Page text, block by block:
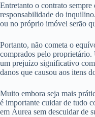
Entretanto o contrato
responsabilidade do
ou no próprio imóvel serão
Portanto, não cometa o
comprados pelo proprietário.
um prejuízo significativo
danos que causou aos itens
Muito embora seja mais
é importante cuidar de tudo
em Áurea sem descuidar de